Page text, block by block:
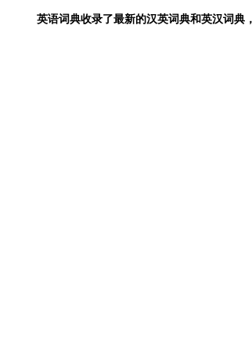
英语词典收录了最新的汉英词典和英汉词典